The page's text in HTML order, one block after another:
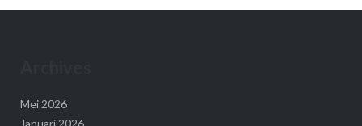
Mei 2026
Januari 2026